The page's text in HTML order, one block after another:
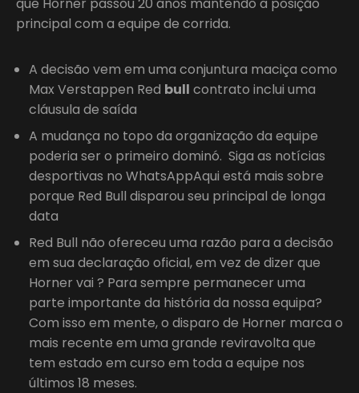
principal com a equipe de corrida.
A decisão vem em uma conjuntura maciça como
Max Verstappen Red bull contrato inclui uma
cláusula de saída
A mudança no topo da organização da equipe
poderia ser o primeiro dominó. Siga as notícias
desportivas no WhatsAppAqui está mais sobre
porque Red Bull disparou seu principal de longa
data
Red Bull não ofereceu uma razão para a decisão
em sua declaração oficial, em vez de dizer que
Horner vai ? Para sempre permanecer uma
parte importante da história da nossa equipa?
Com isso em mente, o disparo de Horner marca o
mais recente em uma grande reviravolta que
tem estado em curso em toda a equipe nos
últimos 18 meses.